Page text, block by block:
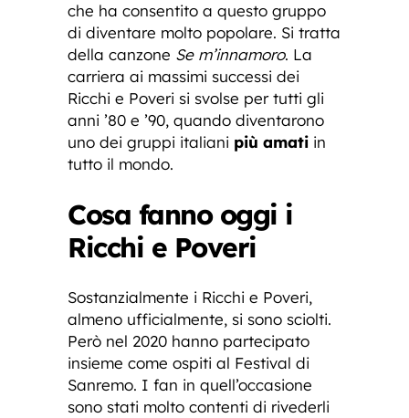
che ha consentito a questo gruppo
di diventare molto popolare. Si tratta
della canzone Se m’innamoro. La
carriera ai massimi successi dei
Ricchi e Poveri si svolse per tutti gli
anni ’80 e ’90, quando diventarono
uno dei gruppi italiani più amati in
tutto il mondo.
Cosa fanno oggi i
Ricchi e Poveri
Sostanzialmente i Ricchi e Poveri,
almeno ufficialmente, si sono sciolti.
Però nel 2020 hanno partecipato
insieme come ospiti al Festival di
Sanremo. I fan in quell’occasione
sono stati molto contenti di rivederli